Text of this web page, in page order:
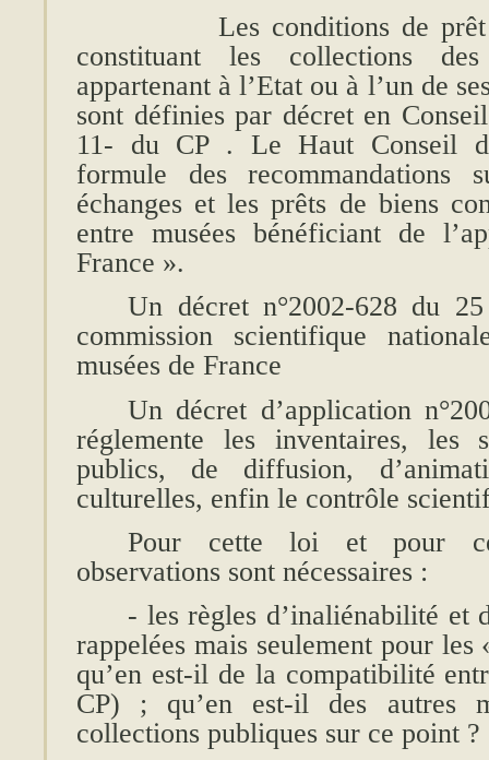
Les conditions de prêt et
constituant les collections
appartenant à l’Etat ou à l’un de
sont définies par décret en
11- du CP . Le Haut Conseil
formule des
échanges et les prêts de biens
entre musées bénéficiant de
France ».
Un décret n°2002-628 du
commission scientifique
musées de France
Un décret d’application
réglemente les inventaires, les
publics, de diffusion,
culturelles, enfin le contrôle
Pour cette loi et pour
observations sont nécessaires :
- les règles d’inaliénabilité et
rappelées mais seulement pour les
qu’en est-il de la compatibilité
CP) ; qu’en est-il des autres
collections publiques sur ce point ?